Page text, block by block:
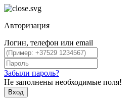
Авторизация
Логин, телефон или email
Забыли пароль?
Не заполнены необходимые поля!
Вход